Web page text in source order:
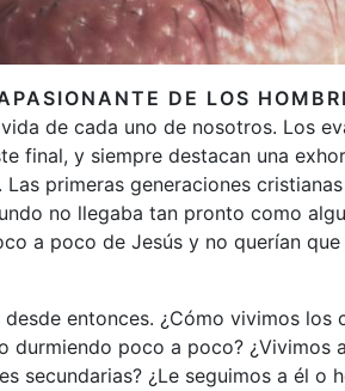
DE LOS
de cada uno de nosotros. Los
final, y siempre destacan una
primeras generaciones
no llegaba tan pronto como
a poco de Jesús y no querían
entonces. ¿Cómo vivimos los
durmiendo poco a poco? ¿Vivimos
secundarias? ¿Le seguimos a él o